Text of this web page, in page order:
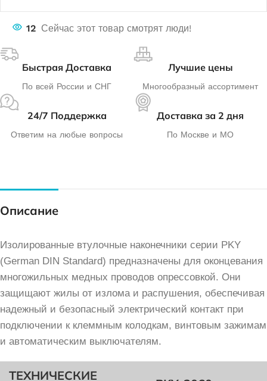
12 Сейчас этот товар смотрят люди!
Быстрая Доставка
По всей России и СНГ
Лучшие цены
Многообразный ассортимент
24/7 Поддержка
Ответим на любые вопросы
Доставка за 2 дня
По Москве и МО
Описание
Изолированные втулочные наконечники серии PKY
(German DIN Standard) предназначены для оконцевания
многожильных медных проводов опрессовкой. Они
защищают жилы от излома и распушения, обеспечивая
надежный и безопасный электрический контакт при
подключении к клеммным колодкам, винтовым зажимам
и автоматическим выключателям.
ТЕХНИЧЕСКИЕ